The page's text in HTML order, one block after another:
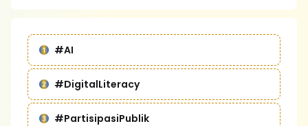
#AI
#DigitalLiteracy
#PartisipasiPublik